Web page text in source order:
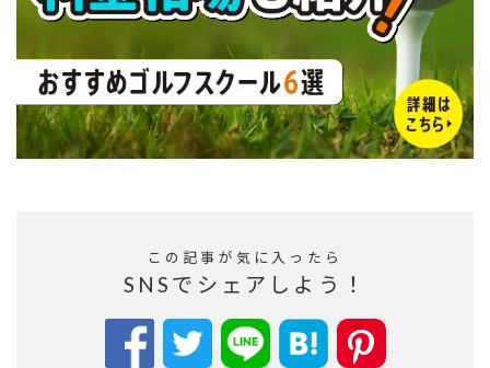
この記事が気に入ったら
SNSでシェアしよう！